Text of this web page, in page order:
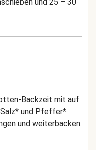
und 25 – 30
Backzeit mit auf
und Pfeffer*
und weiterbacken.